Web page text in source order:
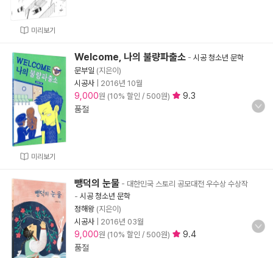
미리보기
미리보기
Welcome, 나의 불량파출소 - 시공 청소년 문학
문부일 (지은이)
시공사
2016년 10월
9,000원 (10% 할인 / 500원)
9.3
품절
뺑덕의 눈물 - 대한민국 스토리 공모대전 우수상 수상작
- 시공 청소년 문학
정해왕 (지은이)
시공사
2016년 03월
9,000원 (10% 할인 / 500원)
9.4
품절